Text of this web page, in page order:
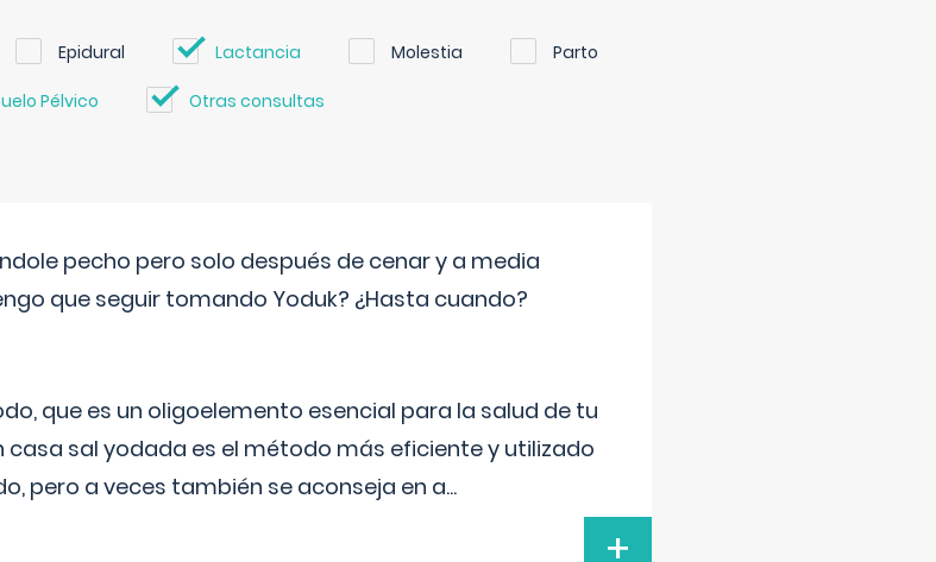
Epidural Lactancia Molestia Parto
Pélvico Otras consultas
pecho pero solo después de cenar y a media
que seguir tomando Yoduk? ¿Hasta cuando?
que es un oligoelemento esencial para la salud de tu
casa sal yodada es el método más eficiente y utilizado
pero a veces también se aconseja en a...
+